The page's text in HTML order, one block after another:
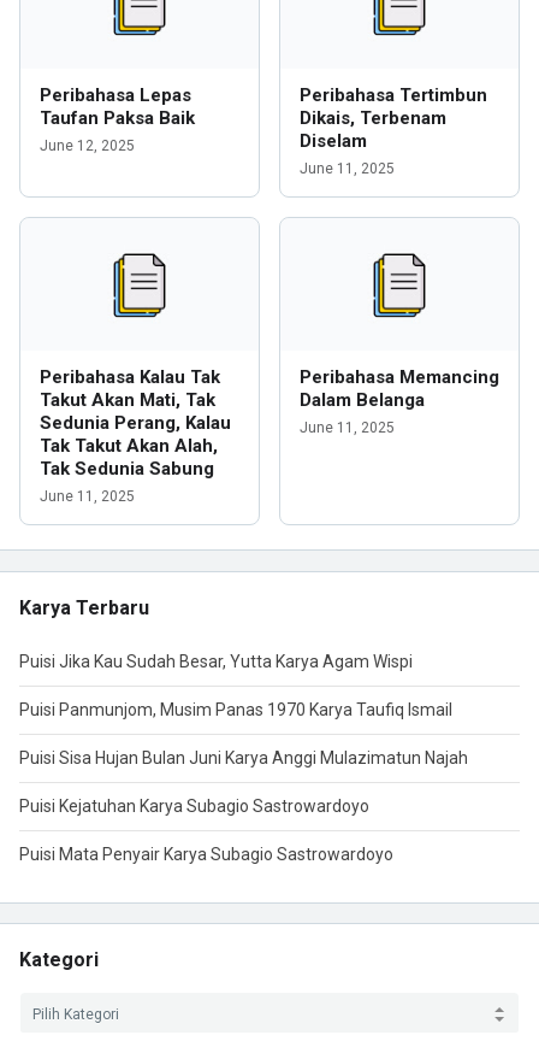
Peribahasa Lepas
Taufan Paksa Baik
June 12, 2025
Peribahasa Tertimbun
Dikais, Terbenam
Diselam
June 11, 2025
Peribahasa Kalau Tak
Takut Akan Mati, Tak
Sedunia Perang, Kalau
Tak Takut Akan Alah,
Tak Sedunia Sabung
June 11, 2025
Peribahasa Memancing
Dalam Belanga
June 11, 2025
Karya Terbaru
Puisi Jika Kau Sudah Besar, Yutta Karya Agam Wispi
Puisi Panmunjom, Musim Panas 1970 Karya Taufiq Ismail
Puisi Sisa Hujan Bulan Juni Karya Anggi Mulazimatun Najah
Puisi Kejatuhan Karya Subagio Sastrowardoyo
Puisi Mata Penyair Karya Subagio Sastrowardoyo
Kategori